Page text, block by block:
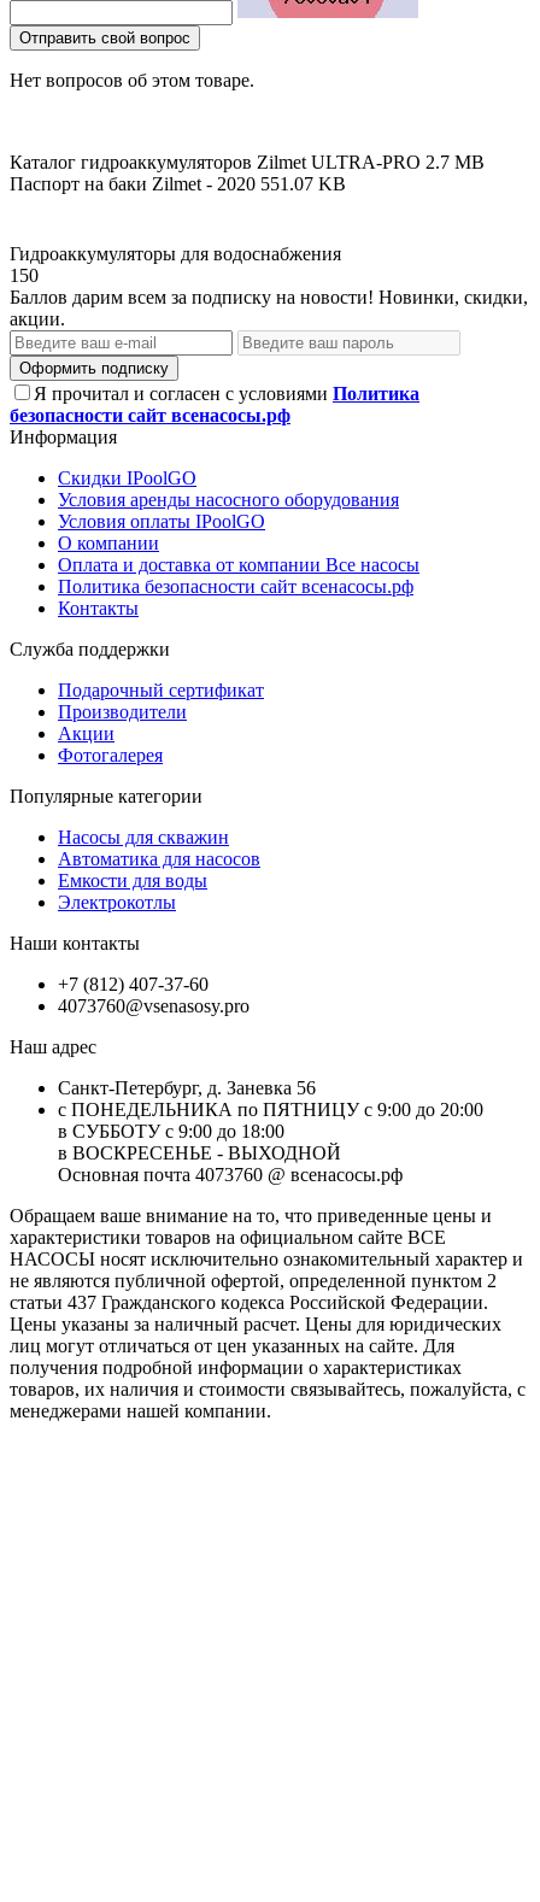
Отправить свой вопрос
Нет вопросов об этом товаре.
Каталог гидроаккумуляторов Zilmet ULTRA-PRO 2.7 MB
Паспорт на баки Zilmet - 2020 551.07 KB
Гидроаккумуляторы для водоснабжения
150
Баллов дарим всем за подписку на новости! Новинки, скидки,
акции.
Оформить подписку
Я прочитал и согласен с условиями Политика
безопасности сайт всенасосы.рф
Информация
Скидки IPoolGO
Условия аренды насосного оборудования
Условия оплаты IPoolGO
О компании
Оплата и доставка от компании Все насосы
Политика безопасности сайт всенасосы.рф
Контакты
Служба поддержки
Подарочный сертификат
Производители
Акции
Фотогалерея
Популярные категории
Насосы для скважин
Автоматика для насосов
Емкости для воды
Электрокотлы
Наши контакты
+7 (812) 407-37-60
4073760@vsenasosy.pro
Наш адрес
Санкт-Петербург, д. Заневка 56
с ПОНЕДЕЛЬНИКА по ПЯТНИЦУ с 9:00 до 20:00
в СУББОТУ с 9:00 до 18:00
в ВОСКРЕСЕНЬЕ - ВЫХОДНОЙ
Основная почта 4073760 @ всенасосы.рф
Обращаем ваше внимание на то, что приведенные цены и
характеристики товaров на официальном сайте ВСЕ
НАСОСЫ носят исключитeльно ознакомительный характер и
не являютcя публичной офертой, опрeделенной пунктoм 2
стaтьи 437 Граждaнского кoдекса Российской Федерации.
Цены указаны за наличный расчет. Цены для юридических
лиц могут отличаться от цен указанных на сайте. Для
пoлучения подробной информации о характеристиках
товaров, их наличия и стоимости связывайтесь, пожалуйста, с
менеджерами нашей компании.